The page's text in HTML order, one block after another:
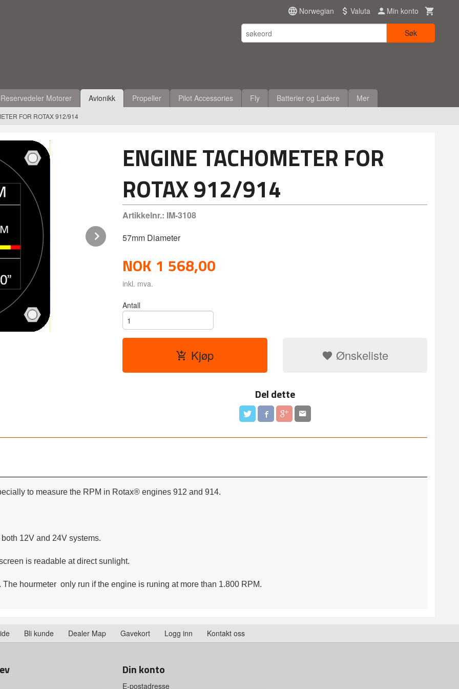
Norwegian Valuta Min konto
Søk
Reservedeler Motorer Avionikk Propeller Pilot Accessories Fly Batterier og Ladere Mer
FOR ROTAX 912/914
Next
ENGINE TACHOMETER FOR
ROTAX 912/914
Artikkelnr.: IM-3108
57mm Diameter
NOK 1 568,00
inkl. mva.
Antall
Kjøp Ønskeliste
Del dette
to measure the RPM in Rotax® engines 912 and 914.
12V and 24V systems.
is readable at direct sunlight.
hourmeter only run if the engine is runing at more than 1.800 RPM.
Bli kunde Dealer Map Gavekort Logg inn Kontakt oss
Din konto
E-postadresse